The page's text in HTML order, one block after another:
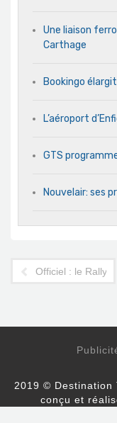
Une liaison
Carthage
Bookingo
L’aéroport
GTS
Nouvelair: ses
Officiel : le Rallye
2019 © Destination
conçu et